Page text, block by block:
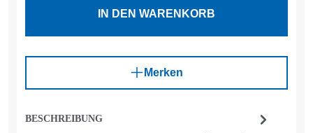
BESCHREIBUNG
IN DEN WARENKORB
Merken